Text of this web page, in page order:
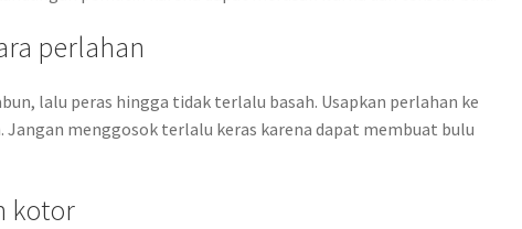
perlahan
lalu peras hingga tidak terlalu basah. Usapkan perlahan ke
Jangan menggosok terlalu keras karena dapat membuat bulu
kotor